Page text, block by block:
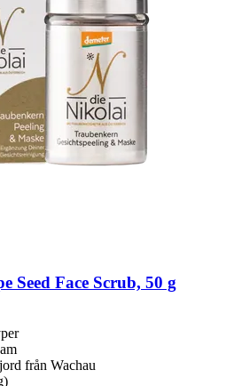
Seed Face Scrub, 50 g
från Wachau